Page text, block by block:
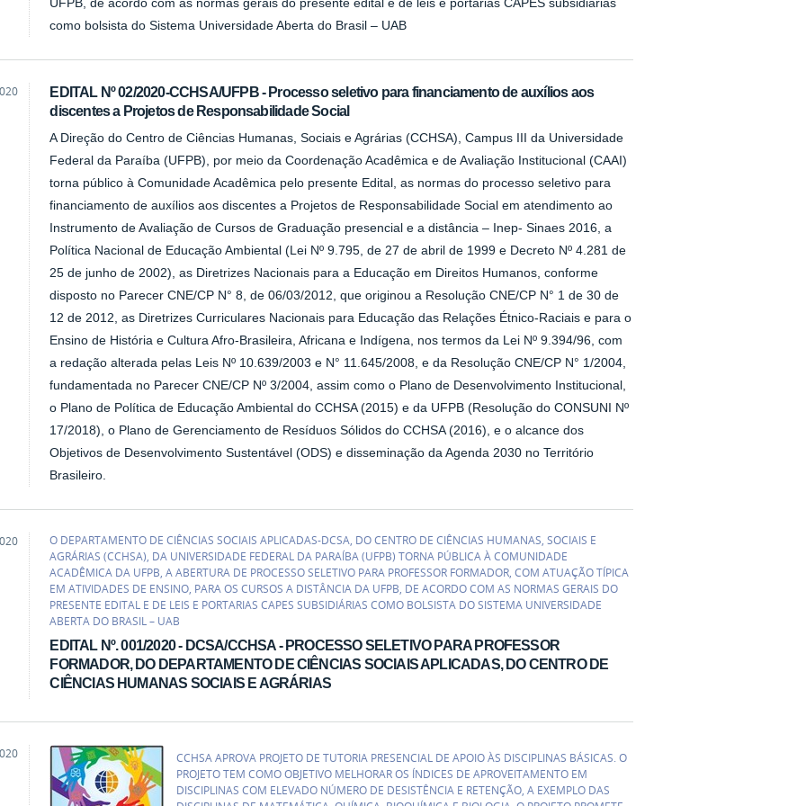
UFPB, de acordo com as normas gerais do presente edital e de leis e portarias CAPES subsidiárias
como bolsista do Sistema Universidade Aberta do Brasil – UAB
EDITAL Nº 02/2020-CCHSA/UFPB - Processo seletivo para financiamento de auxílios aos
discentes a Projetos de Responsabilidade Social
A Direção do Centro de Ciências Humanas, Sociais e Agrárias (CCHSA), Campus III da Universidade
Federal da Paraíba (UFPB), por meio da Coordenação Acadêmica e de Avaliação Institucional (CAAI)
torna público à Comunidade Acadêmica pelo presente Edital, as normas do processo seletivo para
financiamento de auxílios aos discentes a Projetos de Responsabilidade Social em atendimento ao
Instrumento de Avaliação de Cursos de Graduação presencial e a distância – Inep- Sinaes 2016, a
Política Nacional de Educação Ambiental (Lei Nº 9.795, de 27 de abril de 1999 e Decreto Nº 4.281 de
25 de junho de 2002), as Diretrizes Nacionais para a Educação em Direitos Humanos, conforme
disposto no Parecer CNE/CP N° 8, de 06/03/2012, que originou a Resolução CNE/CP N° 1 de 30 de
12 de 2012, as Diretrizes Curriculares Nacionais para Educação das Relações Étnico-Raciais e para o
Ensino de História e Cultura Afro-Brasileira, Africana e Indígena, nos termos da Lei Nº 9.394/96, com
a redação alterada pelas Leis Nº 10.639/2003 e N° 11.645/2008, e da Resolução CNE/CP N° 1/2004,
fundamentada no Parecer CNE/CP Nº 3/2004, assim como o Plano de Desenvolvimento Institucional,
o Plano de Política de Educação Ambiental do CCHSA (2015) e da UFPB (Resolução do CONSUNI Nº
17/2018), o Plano de Gerenciamento de Resíduos Sólidos do CCHSA (2016), e o alcance dos
Objetivos de Desenvolvimento Sustentável (ODS) e disseminação da Agenda 2030 no Território
Brasileiro.
O DEPARTAMENTO DE CIÊNCIAS SOCIAIS APLICADAS-DCSA, DO CENTRO DE CIÊNCIAS HUMANAS, SOCIAIS E
AGRÁRIAS (CCHSA), DA UNIVERSIDADE FEDERAL DA PARAÍBA (UFPB) TORNA PÚBLICA À COMUNIDADE
ACADÊMICA DA UFPB, A ABERTURA DE PROCESSO SELETIVO PARA PROFESSOR FORMADOR, COM ATUAÇÃO TÍPICA
EM ATIVIDADES DE ENSINO, PARA OS CURSOS A DISTÂNCIA DA UFPB, DE ACORDO COM AS NORMAS GERAIS DO
PRESENTE EDITAL E DE LEIS E PORTARIAS CAPES SUBSIDIÁRIAS COMO BOLSISTA DO SISTEMA UNIVERSIDADE
ABERTA DO BRASIL – UAB
EDITAL Nº. 001/2020 - DCSA/CCHSA - PROCESSO SELETIVO PARA PROFESSOR
FORMADOR, DO DEPARTAMENTO DE CIÊNCIAS SOCIAIS APLICADAS, DO CENTRO DE
CIÊNCIAS HUMANAS SOCIAIS E AGRÁRIAS
CCHSA APROVA PROJETO DE TUTORIA PRESENCIAL DE APOIO ÀS DISCIPLINAS BÁSICAS. O
PROJETO TEM COMO OBJETIVO MELHORAR OS ÍNDICES DE APROVEITAMENTO EM
DISCIPLINAS COM ELEVADO NÚMERO DE DESISTÊNCIA E RETENÇÃO, A EXEMPLO DAS